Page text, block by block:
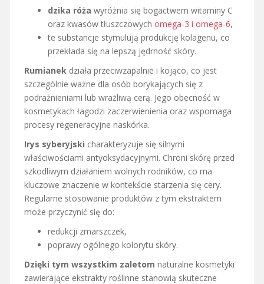
dzika róża wyróżnia się bogactwem witaminy C
oraz kwasów tłuszczowych omega-3 i omega-6,
te substancje stymulują produkcję kolagenu, co
przekłada się na lepszą jędrność skóry.
Rumianek działa przeciwzapalnie i kojąco, co jest
szczególnie ważne dla osób borykających się z
podrażnieniami lub wrażliwą cerą. Jego obecność w
kosmetykach łagodzi zaczerwienienia oraz wspomaga
procesy regeneracyjne naskórka.
Irys syberyjski charakteryzuje się silnymi
właściwościami antyoksydacyjnymi. Chroni skórę przed
szkodliwym działaniem wolnych rodników, co ma
kluczowe znaczenie w kontekście starzenia się cery.
Regularne stosowanie produktów z tym ekstraktem
może przyczynić się do:
redukcji zmarszczek,
poprawy ogólnego kolorytu skóry.
Dzięki tym wszystkim zaletom naturalne kosmetyki
zawierające ekstrakty roślinne stanowią skuteczne